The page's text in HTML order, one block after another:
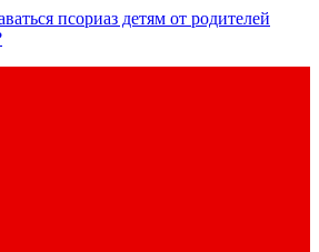
псориаз детям от родителей